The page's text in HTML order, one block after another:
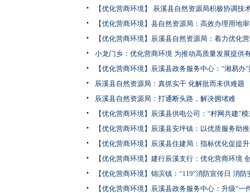
【优化营商环境】 辰溪县自然资源局积极协调技
【优化营商环境】县自然资源局：高效办理用地
【优化营商环境】辰溪县自然资源局：着力优化
小龙门乡：优化营商环境 为推动高质量发展提供
【优化营商环境】辰溪县政务服务中心：“湘易办
辰溪县自然资源局：真抓实干 化解批而未供难题
辰溪县自然资源局：打通断头路，解决拥堵难
【优化营商环境】辰溪县供电公司：“村网共建”
【优化营商环境】辰溪县安坪镇：以优质服务助
【优化营商环境】辰溪县住建局：指标优化促提
【优化营商环境】建行辰溪支行：优化营商环境
【优化营商环境】锦滨镇：“119”消防宣传日 消防